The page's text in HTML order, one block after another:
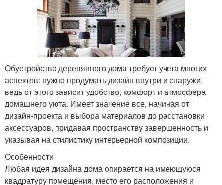
Обустройство деревянного дома требует учета многих
аспектов: нужно продумать дизайн внутри и снаружи,
ведь от этого зависит удобство, комфорт и атмосфера
домашнего уюта. Имеет значение все, начиная от
дизайн-проекта и выбора материалов до расстановки
аксессуаров, придавая пространству завершенность и
указывая на стилистику интерьерной композиции.
Особенности
Любая идея дизайна дома опирается на имеющуюся
квадратуру помещения, место его расположения и